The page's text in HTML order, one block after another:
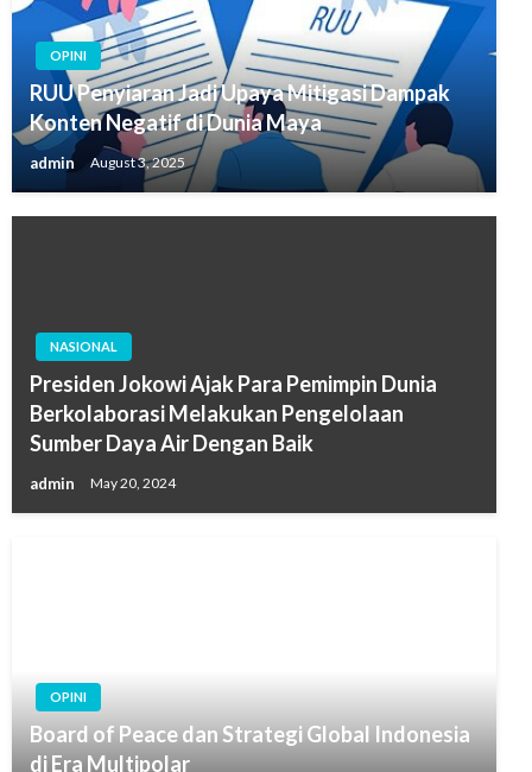
OPINI
RUU Penyiaran Jadi Upaya Mitigasi Dampak
Konten Negatif di Dunia Maya
admin August 3, 2025
NASIONAL
Presiden Jokowi Ajak Para Pemimpin Dunia
Berkolaborasi Melakukan Pengelolaan
Sumber Daya Air Dengan Baik
admin May 20, 2024
OPINI
Board of Peace dan Strategi Global Indonesia
di Era Multipolar